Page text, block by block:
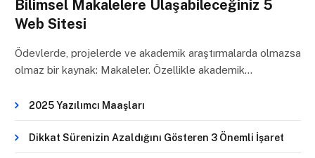
Bilimsel Makalelere Ulaşabileceğiniz 5
Web Sitesi
Ödevlerde, projelerde ve akademik araştırmalarda olmazsa
olmaz bir kaynak: Makaleler. Özellikle akademik…
2025 Yazılımcı Maaşları
Dikkat Sürenizin Azaldığını Gösteren 3 Önemli İşaret